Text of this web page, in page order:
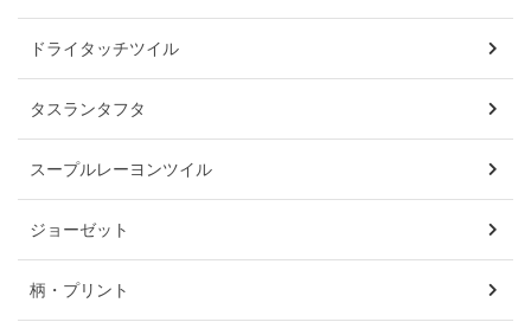
ドライタッチツイル
タスランタフタ
スープルレーヨンツイル
ジョーゼット
柄・プリント